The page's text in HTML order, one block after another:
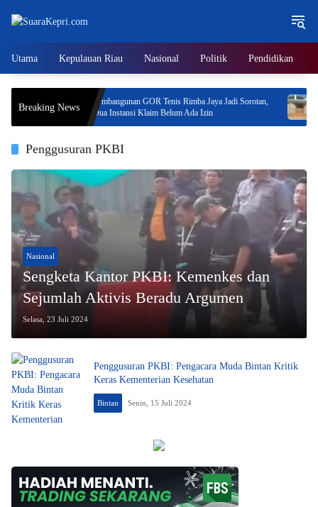
Utama Kepulauan Riau Nasional Politik Pendidikan
Breaking News
Pembangunan GOR Tenis Rimba Jaya Jadi Sorotan,
Dua Instansi Klaim Belum Ada Izin
Neo
Penggusuran PKBI
Nasional
Sengketa Kantor PKBI: Kemenkes dan
Sejumlah Aktivis Beradu Argumen
Selasa, 23 Juli 2024
Penggusuran PKBI: Pengacara Muda Bintan Kritik
Keras Kementerian Kesehatan
Bintan Senin, 15 Juli 2024